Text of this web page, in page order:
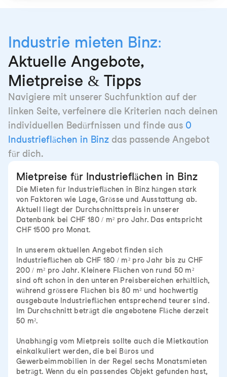
Industrie mieten Binz:
Aktuelle Angebote,
Mietpreise & Tipps
Navigiere mit unserer Suchfunktion auf der
linken Seite, verfeinere die Kriterien nach deinen
individuellen Bedürfnissen und finde aus 0
Industrieflächen in Binz das passende Angebot
für dich.
Mietpreise für Industrieflächen in Binz
Die Mieten für Industrieflächen in Binz hängen stark
von Faktoren wie Lage, Grösse und Ausstattung ab.
Aktuell liegt der Durchschnittspreis in unserer
Datenbank bei CHF 180 / m² pro Jahr. Das entspricht
CHF 1500 pro Monat.
In unserem aktuellen Angebot finden sich
Industrieflächen ab CHF 180 / m² pro Jahr bis zu CHF
200 / m² pro Jahr. Kleinere Flächen von rund 50 m²
sind oft schon in den unteren Preisbereichen erhältlich,
während grössere Flächen bis 80 m² und hochwertig
ausgebaute Industrieflächen entsprechend teurer sind.
Im Durchschnitt beträgt die angebotene Fläche derzeit
50 m².
Unabhängig vom Mietpreis sollte auch die Mietkaution
einkalkuliert werden, die bei Büros und
Gewerbeimmobilien in der Regel sechs Monatsmieten
beträgt. Wenn du ein passendes Objekt gefunden hast,